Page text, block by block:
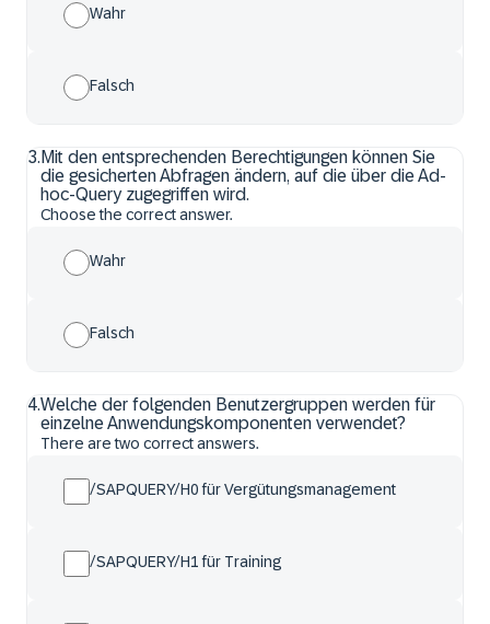
Wahr
Falsch
3. Mit den entsprechenden Berechtigungen können Sie
die gesicherten Abfragen ändern, auf die über die Ad-
hoc-Query zugegriffen wird.
Choose the correct answer.
Wahr
Falsch
4.Welche der folgenden Benutzergruppen werden für
einzelne Anwendungskomponenten verwendet?
There are two correct answers.
/SAPQUERY/H0 für Vergütungsmanagement
/SAPQUERY/H1 für Training